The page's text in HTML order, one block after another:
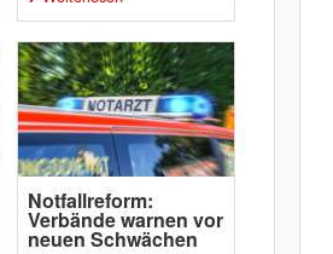
Notfallreform:
Verbände warnen vor
neuen Schwächen